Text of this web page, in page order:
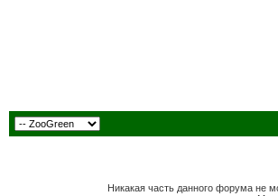
Никакая часть данного форума не